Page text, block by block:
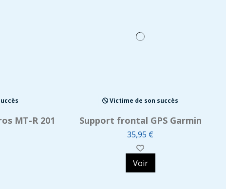
MT-R 201
Victime de son succès
Support frontal GPS Garmin
35,95 €
Voir